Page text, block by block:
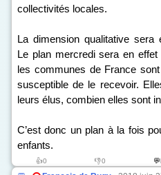
collectivités locales.
La dimension qualitative sera
Le plan mercredi sera en
les communes de France
susceptible de le recevoir.
leurs élus, combien elles sont
C’est donc un plan à la fois
enfants.
👍0 👎0